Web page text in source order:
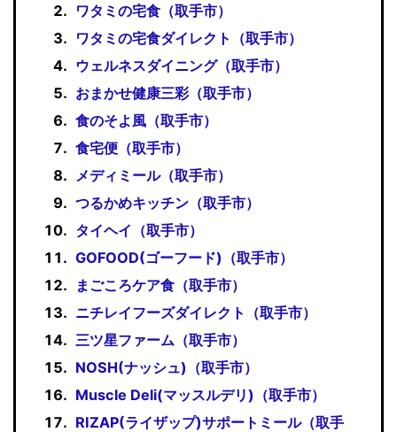
ワタミの宅食（取手市）
ワタミの宅食ダイレクト（取手市）
ウェルネスダイニング（取手市）
おまかせ健康三彩（取手市）
食のそよ風（取手市）
食宅便（取手市）
メディミール（取手市）
つるかめキッチン（取手市）
タイヘイ（取手市）
GOFOOD(ゴーフード)（取手市）
まごころケア食（取手市）
ニチレイフーズダイレクト（取手市）
三ツ星ファーム（取手市）
NOSH(ナッシュ)（取手市）
Muscle Deli(マッスルデリ)（取手市）
RIZAP(ライザップ)サポートミール（取手